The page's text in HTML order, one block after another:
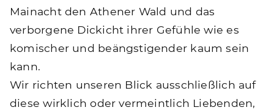
Mainacht den Athener Wald und das
verborgene Dickicht ihrer Gefühle wie es
komischer und beängstigender kaum sein
kann.
Wir richten unseren Blick ausschließlich auf
diese wirklich oder vermeintlich Liebenden,